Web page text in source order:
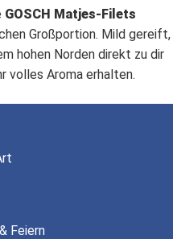
GOSCH Matjes-Filets
Großportion. Mild gereift,
hohen Norden direkt zu dir
volles Aroma erhalten.
Feiern